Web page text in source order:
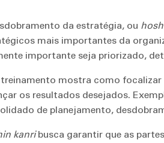
da estratégia, ou
mais importantes da
importante seja priorizado,
mostra como focalizar
os resultados desejados.
de planejamento,
kanribusca garantir que as